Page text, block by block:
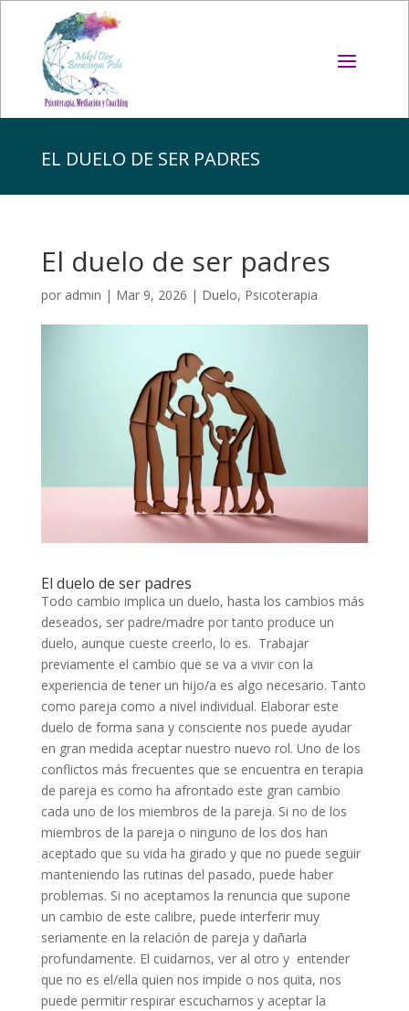
EL DUELO DE SER PADRES
El duelo de ser padres
por admin | Mar 9, 2026 | Duelo, Psicoterapia
El duelo de ser padres
Todo cambio implica un duelo, hasta los cambios más
deseados, ser padre/madre por tanto produce un
duelo, aunque cueste creerlo, lo es. Trabajar
previamente el cambio que se va a vivir con la
experiencia de tener un hijo/a es algo necesario. Tanto
como pareja como a nivel individual. Elaborar este
duelo de forma sana y consciente nos puede ayudar
en gran medida aceptar nuestro nuevo rol. Uno de los
conflictos más frecuentes que se encuentra en terapia
de pareja es como ha afrontado este gran cambio
cada uno de los miembros de la pareja. Si no de los
miembros de la pareja o ninguno de los dos han
aceptado que su vida ha girado y que no puede seguir
manteniendo las rutinas del pasado, puede haber
problemas. Si no aceptamos la renuncia que supone
un cambio de este calibre, puede interferir muy
seriamente en la relación de pareja y dañarla
profundamente. El cuidarnos, ver al otro y entender
que no es el/ella quien nos impide o nos quita, nos
puede permitir respirar escucharnos y aceptar la